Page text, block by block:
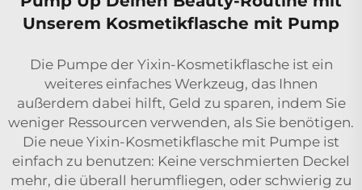
Unserem Kosmetikflasche mit Pump
Die Pumpe der Yixin-Kosmetikflasche ist ein
weiteres einfaches Werkzeug, das Ihnen
außerdem dabei hilft, Geld zu sparen, indem Sie
weniger Ressourcen verwenden, als Sie benötigen.
Die neue Yixin-Kosmetikflasche mit Pumpe ist
einfach zu benutzen: Keine verschmierten Deckel
mehr, die überall herumfliegen, oder schwierig zu